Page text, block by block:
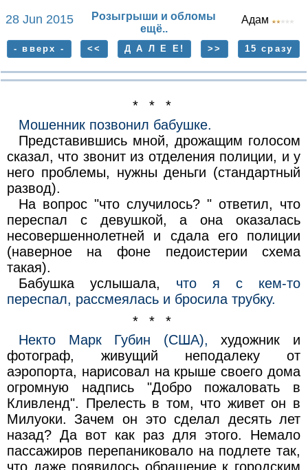
28 Jun 2015
Розыгрыши и обломы
ещё..
Адам
- вверх - << Д А Л Е Е! >> 15 сразу
* * *
Мошенник позвонил бабушке.
Представившись мной, дрожащим голосом
сказал, что звонит из отделения полиции, и у
него проблемы, нужны деньги (стандартный
развод).
На вопрос "что случилось? " ответил, что
переспал с девушкой, а она оказалась
несовершеннолетней и сдала его полиции
(наверное на фоне педоистерии схема
такая).
Бабушка услышала, что я с кем-то
переспал, рассмеялась и бросила трубку.
* * *
Некто Марк Губин (США), художник и
фотограф, живущий неподалеку от
аэропорта, нарисовал на крыше своего дома
огромную надпись "Добро пожаловать в
Кливленд". Прелесть в том, что живет он в
Милуоки. Зачем он это сделал десять лет
назад? Да вот как раз для этого. Немало
пассажиров перепаниковало на подлете так,
что даже появилось обращение к городским